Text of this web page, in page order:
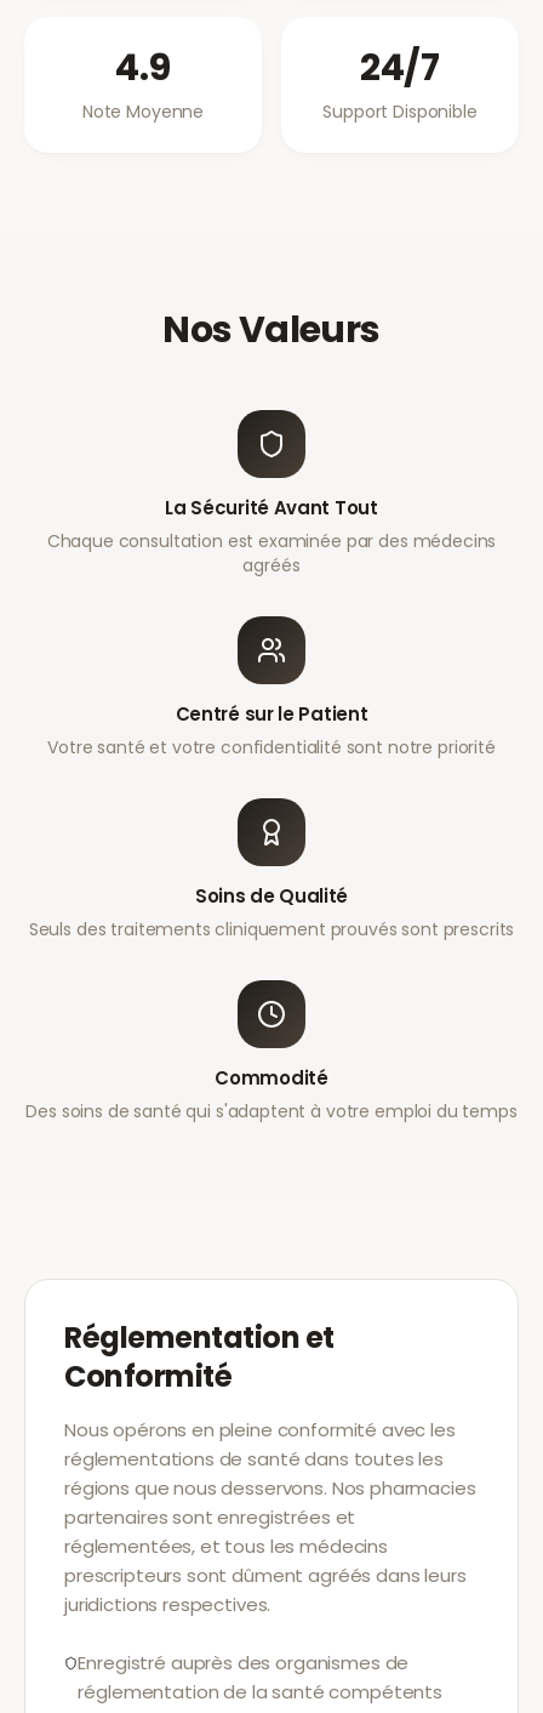
4.9
Note Moyenne
24/7
Support Disponible
Nos Valeurs
La Sécurité Avant Tout
Chaque consultation est examinée par des médecins
agréés
Centré sur le Patient
Votre santé et votre confidentialité sont notre priorité
Soins de Qualité
Seuls des traitements cliniquement prouvés sont prescrits
Commodité
Des soins de santé qui s'adaptent à votre emploi du temps
Réglementation et
Conformité
Nous opérons en pleine conformité avec les
réglementations de santé dans toutes les
régions que nous desservons. Nos pharmacies
partenaires sont enregistrées et
réglementées, et tous les médecins
prescripteurs sont dûment agréés dans leurs
juridictions respectives.
Enregistré auprès des organismes de
réglementation de la santé compétents